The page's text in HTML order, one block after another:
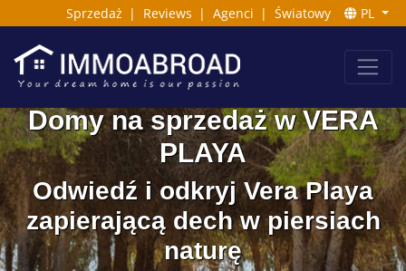
Sprzedaż | Reviews | Agenci | Światowy PL
Domy na sprzedaż w VERA
PLAYA
Odwiedź i odkryj Vera Playa
zapierającą dech w piersiach
naturę